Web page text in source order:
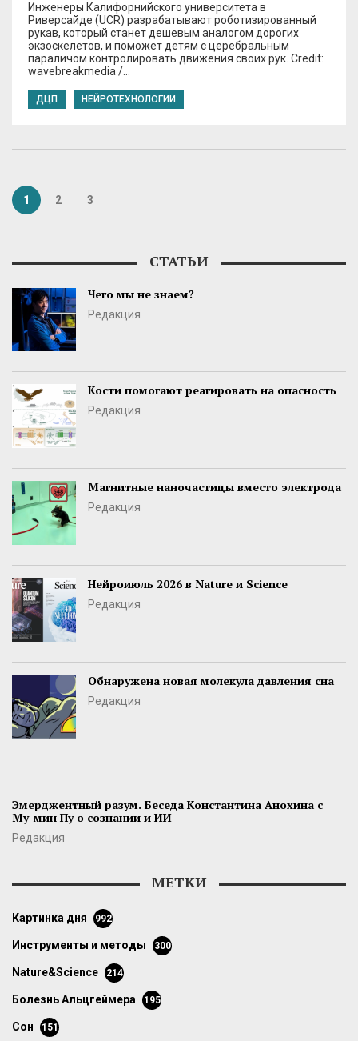
Инженеры Калифорнийского университета в
Риверсайде (UCR) разрабатывают роботизированный
рукав, который станет дешевым аналогом дорогих
экзоскелетов, и поможет детям с церебральным
параличом контролировать движения своих рук. Credit:
wavebreakmedia /…
ДЦП НЕЙРОТЕХНОЛОГИИ
1 2 3
СТАТЬИ
Чего мы не знаем?
Редакция
Кости помогают реагировать на опасность
Редакция
Магнитные наночастицы вместо электрода
Редакция
Нейроиюль 2026 в Nature и Science
Редакция
Обнаружена новая молекула давления сна
Редакция
Эмерджентный разум. Беседа Константина Анохина с
Му-мин Пу о сознании и ИИ
Редакция
МЕТКИ
картинка дня 992
инструменты и методы 300
Nature&Science 214
болезнь Альцгеймера 195
сон 151